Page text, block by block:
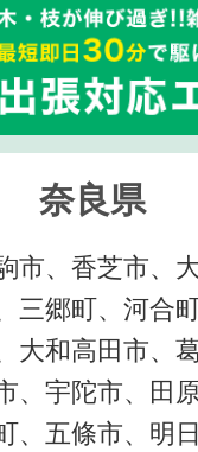
奈良県
市、香芝市、
三郷町、河合
大和高田市、
、宇陀市、田
、五條市、明